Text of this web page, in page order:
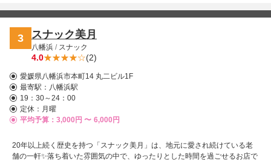
3 スナック美月
八幡浜 / スナック
4.0 (2)
愛媛県八幡浜市本町14 丸二ビル1F
最寄駅： 八幡浜駅
19：30～24：00
定休：月曜
平均予算：3,000円 〜 6,000円
20年以上続く歴史を持つ「スナック美月」は、地元に愛され続けている老
舗の一軒✨落ち着いた雰囲気の中で、ゆったりとした時間を過ごせるお店で